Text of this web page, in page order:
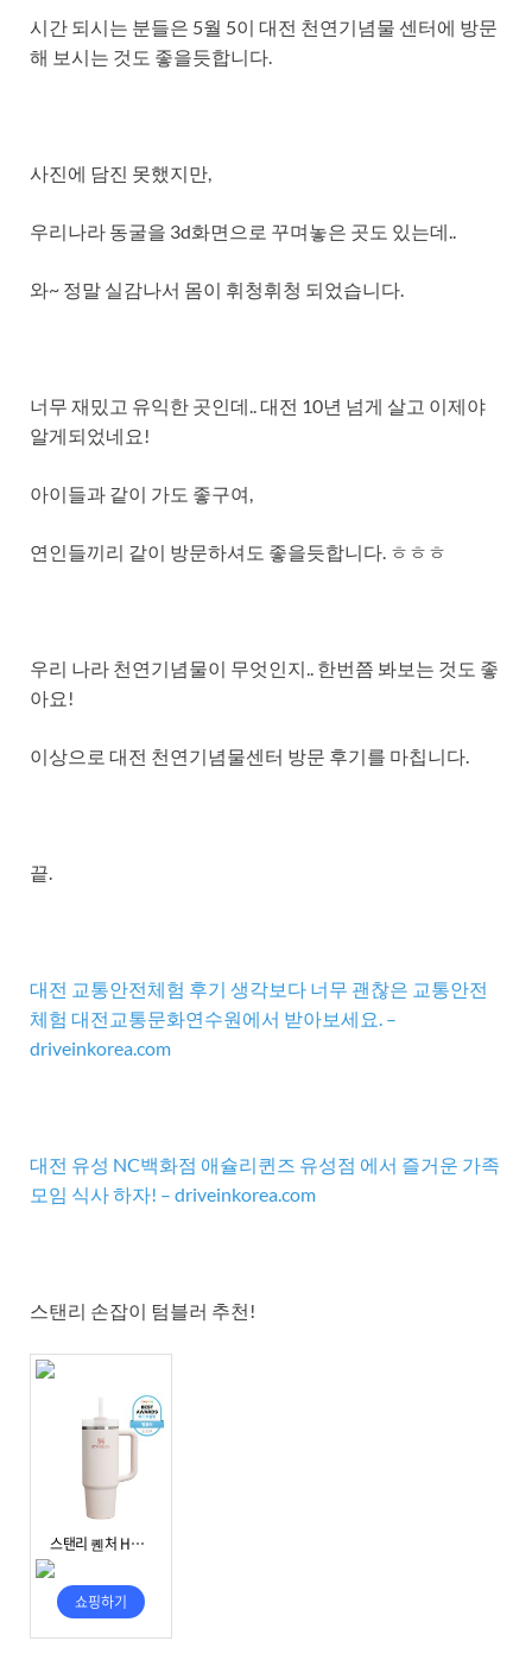
시간 되시는 분들은 5월 5이 대전 천연기념물 센터에 방문
해 보시는 것도 좋을듯합니다.
사진에 담진 못했지만,
우리나라 동굴을 3d화면으로 꾸며놓은 곳도 있는데..
와~ 정말 실감나서 몸이 휘청휘청 되었습니다.
너무 재밌고 유익한 곳인데.. 대전 10년 넘게 살고 이제야
알게되었네요!
아이들과 같이 가도 좋구여,
연인들끼리 같이 방문하셔도 좋을듯합니다. ㅎㅎㅎ
우리 나라 천연기념물이 무엇인지.. 한번쯤 봐보는 것도 좋
아요!
이상으로 대전 천연기념물센터 방문 후기를 마칩니다.
끝.
대전 교통안전체험 후기 생각보다 너무 괜찮은 교통안전
체험 대전교통문화연수원에서 받아보세요. –
driveinkorea.com
대전 유성 NC백화점 애슐리퀸즈 유성점 에서 즐거운 가족
모임 식사 하자! – driveinkorea.com
스탠리 손잡이 텀블러 추천!